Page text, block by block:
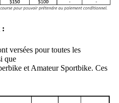
:
versées pour toutes les
que
et Amateur Sportbike. Ces